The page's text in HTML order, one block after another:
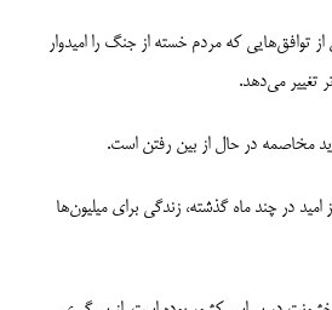
که مردم خسته از جنگ را امیدوار
تغییر می‌دهد.
مخاصمه در حال از بین رفتن است.
در چند ماه گذشته، زندگی برای میلیون‌ها